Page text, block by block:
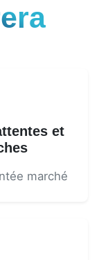
et
marché